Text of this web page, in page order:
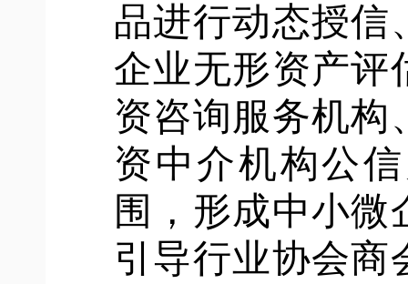
品进行动态授信
企业无形资产评
资咨询服务机构
资中介机构公
围，形成中小
引导行业协会商